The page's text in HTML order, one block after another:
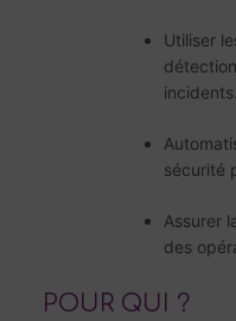
Utiliser
incidents.
sécurité
Assurer
des
POUR QUI ?